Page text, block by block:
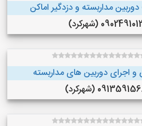
مداربسته و دزدگیر اماکن
(شهرکرد)
اجرای دوربین های مداربسته
(شهرکرد)